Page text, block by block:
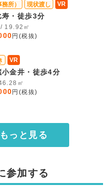
所） 現状渡し VR
寿・徒歩3分
/ 19.92㎡
円(税抜)
VR
金井・徒歩4分
46.28㎡
円(税抜)
っと見る
参加する